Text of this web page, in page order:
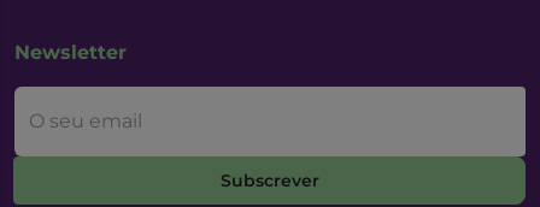
Newsletter
O seu email
Subscrever